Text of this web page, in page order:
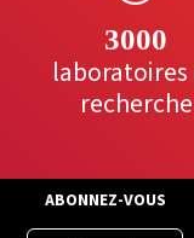
3000
laboratoires
recherche
ABONNEZ-VOUS